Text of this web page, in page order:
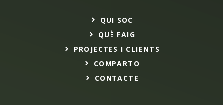
QUI SOC
QUÈ FAIG
PROJECTES I CLIENTS
COMPARTO
CONTACTE